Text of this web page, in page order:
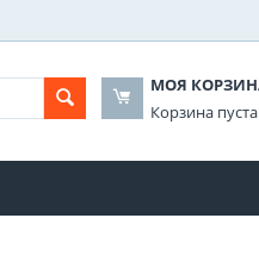
МОЯ
Корзина пуста